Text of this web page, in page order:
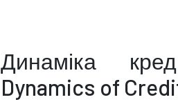
Динаміка
Dynamics of